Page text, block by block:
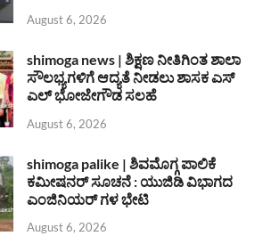
August 6, 2026
shimoga news | ಶಿಕ್ಷಣ ನೀತಿಗಿಂತ ಶಾಲಾ
ಸೌಲಭ್ಯಗಳಿಗೆ ಆದ್ಯತೆ ನೀಡಲು ಶಾಸಕ ಎಸ್
ಎಲ್ ಭೋಜೇಗೌಡ ಸಲಹೆ
August 6, 2026
shimoga palike | ಶಿವಮೊಗ್ಗ ಪಾಲಿಕೆ
ಕಮೀಷನರ್ ಸೂಚನೆ : ಯುಜಿಡಿ ವಿಭಾಗದ
ಎಂಜಿನಿಯರ್ ಗಳ ಭೇಟಿ
August 6, 2026